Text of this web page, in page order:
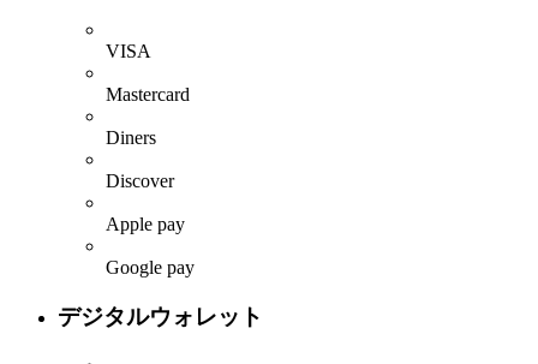
VISA
Mastercard
Diners
Discover
Apple pay
Google pay
デジタルウォレット